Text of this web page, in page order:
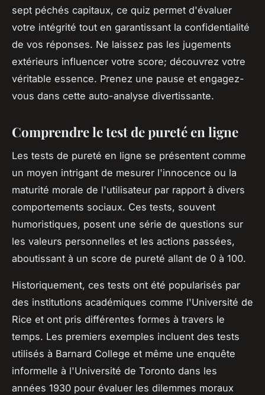
sept péchés capitaux, ce quiz permet d'évaluer
votre intégrité tout en garantissant la confidentialité
de vos réponses. Ne laissez pas les jugements
extérieurs influencer votre score; découvrez votre
véritable essence. Prenez une pause et engagez-
vous dans cette auto-analyse divertissante.
Comprendre le test de pureté en ligne
Les tests de pureté en ligne se présentent comme
un moyen intrigant de mesurer l'innocence ou la
maturité morale de l'utilisateur par rapport à divers
comportements sociaux. Ces tests, souvent
humoristiques, posent une série de questions sur
les valeurs personnelles et les actions passées,
aboutissant à un score de pureté allant de 0 à 100.
Historiquement, ces tests ont été popularisés par
des institutions académiques comme l'Université de
Rice et ont pris différentes formes à travers le
temps. Les premiers exemples incluent des tests
utilisés à Barnard College et même une enquête
informelle à l'Université de Toronto dans les
années 1930 pour évaluer les dilemmes moraux